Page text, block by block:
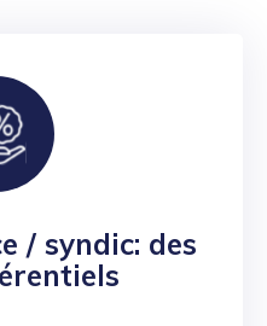
/ syndic: des